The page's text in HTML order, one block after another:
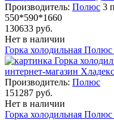
Производитель: Полюс 3
550*590*1660
130633 руб.
Нет в наличии
Горка холодильная
Производитель: Полюс
151287 руб.
Нет в наличии
Горка холодильная